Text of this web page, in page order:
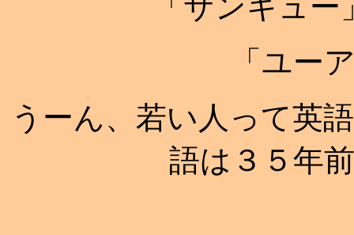
「ユー
うーん、若い人って英
語は３５年